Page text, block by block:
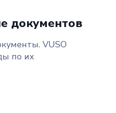
документов
VUSO
по их